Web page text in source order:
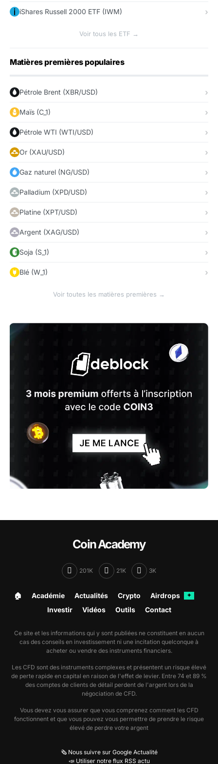
iShares Russell 2000 ETF (IWM)
Voir tous les ETF →
Matières premières populaires
Pétrole Brent (XBR/USD)
Maïs (C_1)
Pétrole WTI (WTI/USD)
Or (XAU/USD)
Gaz naturel (NG/USD)
Palladium (XPD/USD)
Platine (XPT/USD)
Argent (XAG/USD)
Soja (S_1)
Blé (W_1)
Voir toutes les matières premières →
Coin Academy
201K 21K 3K
🏠︎ Académie Actualités Crypto Airdrops ✦
Investir Vidéos Outils Contact
Ce site et les informations qui y sont publiées ne constituent en aucun
cas des conseils en investissement ni une incitation quelconque à
acheter ou vendre des instruments financiers.
Les CFD sont des instruments complexes et présentent un risque élevé
de perte rapide en capital en raison de l'effet de levier. Entre 74 et 89 %
des comptes de clients de détail perdent de l'argent lors de la
négociation de CFD.
Vous devez vous assurer que vous comprenez comment les CFD
fonctionnent et que vous pouvez vous permettre de prendre le risque
élevé de perdre votre argent
🗞️ Nous suivre sur Google Actualité
📣 Utiliser notre flux RSS actu